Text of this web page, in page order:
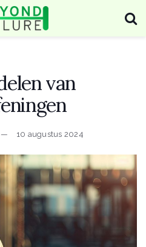
van
10 augustus 2024